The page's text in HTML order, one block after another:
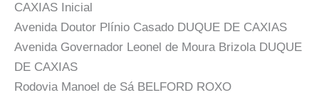
CAXIAS Inicial
Avenida Doutor Plínio Casado DUQUE DE CAXIAS
Avenida Governador Leonel de Moura Brizola DUQUE
DE CAXIAS
Rodovia Manoel de Sá BELFORD ROXO